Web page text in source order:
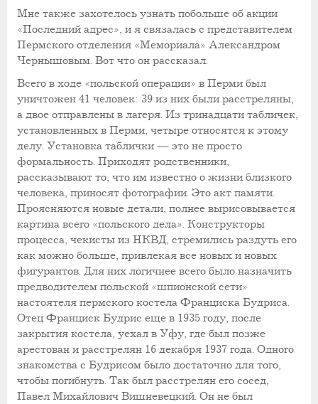
Мне также захотелось узнать побольше об акции
«Последний адрес», и я связалась с представителем
Пермского отделения «Мемориала» Александром
Чернышовым. Вот что он рассказал.
Всего в ходе «польской операции» в Перми был
уничтожен 41 человек: 39 из них были расстреляны,
а двое отправлены в лагеря. Из тринадцати табличек,
установленных в Перми, четыре относятся к этому
делу. Установка таблички — это не просто
формальность. Приходят родственники,
рассказывают то, что им известно о жизни близкого
человека, приносят фотографии. Это акт памяти.
Проясняются новые детали, полнее вырисовывается
картина всего «польского дела». Конструкторы
процесса, чекисты из НКВД, стремились раздуть его
как можно больше, привлекая все новых и новых
фигурантов. Для них логичнее всего было назначить
предводителем польской «шпионской сети»
настоятеля пермского костела Франциска Будриса.
Отец Франциск Будрис еще в 1935 году, после
закрытия костела, уехал в Уфу, где был позже
арестован и расстрелян 16 декабря 1937 года. Одного
знакомства с Будрисом было достаточно для того,
чтобы погибнуть. Так был расстрелян его сосед,
Павел Михайлович Вишневецкий. Он не был